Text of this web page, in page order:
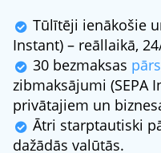
Tūlītēji ienākošie
Instant) – reāllaikā,
30 bezmaksas
zibmaksājumi (SEPA
privātajiem un
Ātri starptautiski
dažādās valūtās.